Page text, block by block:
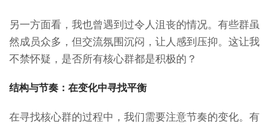
另一方面看，我也曾遇到过令人沮丧的情况。有些群虽
然成员众多，但交流氛围沉闷，让人感到压抑。这让我
不禁怀疑，是否所有核心群都是积极的？
结构与节奏：在变化中寻找平衡
在寻找核心群的过程中，我们需要注意节奏的变化。有